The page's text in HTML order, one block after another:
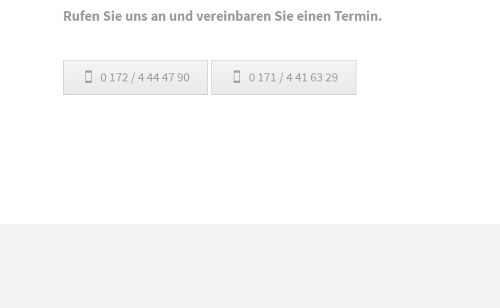
Rufen Sie uns an und vereinbaren Sie einen Termin.
0 172 / 4 44 47 90 0 171 / 4 41 63 29